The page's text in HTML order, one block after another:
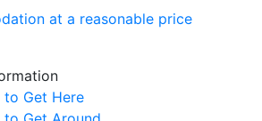
at a reasonable price
to Get Here